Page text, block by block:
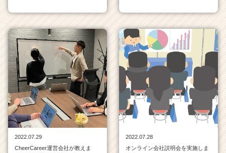
2022.07.29
CheerCareer運営会社が教えま
2022.07.28
オンライン会社説明会を実施しま